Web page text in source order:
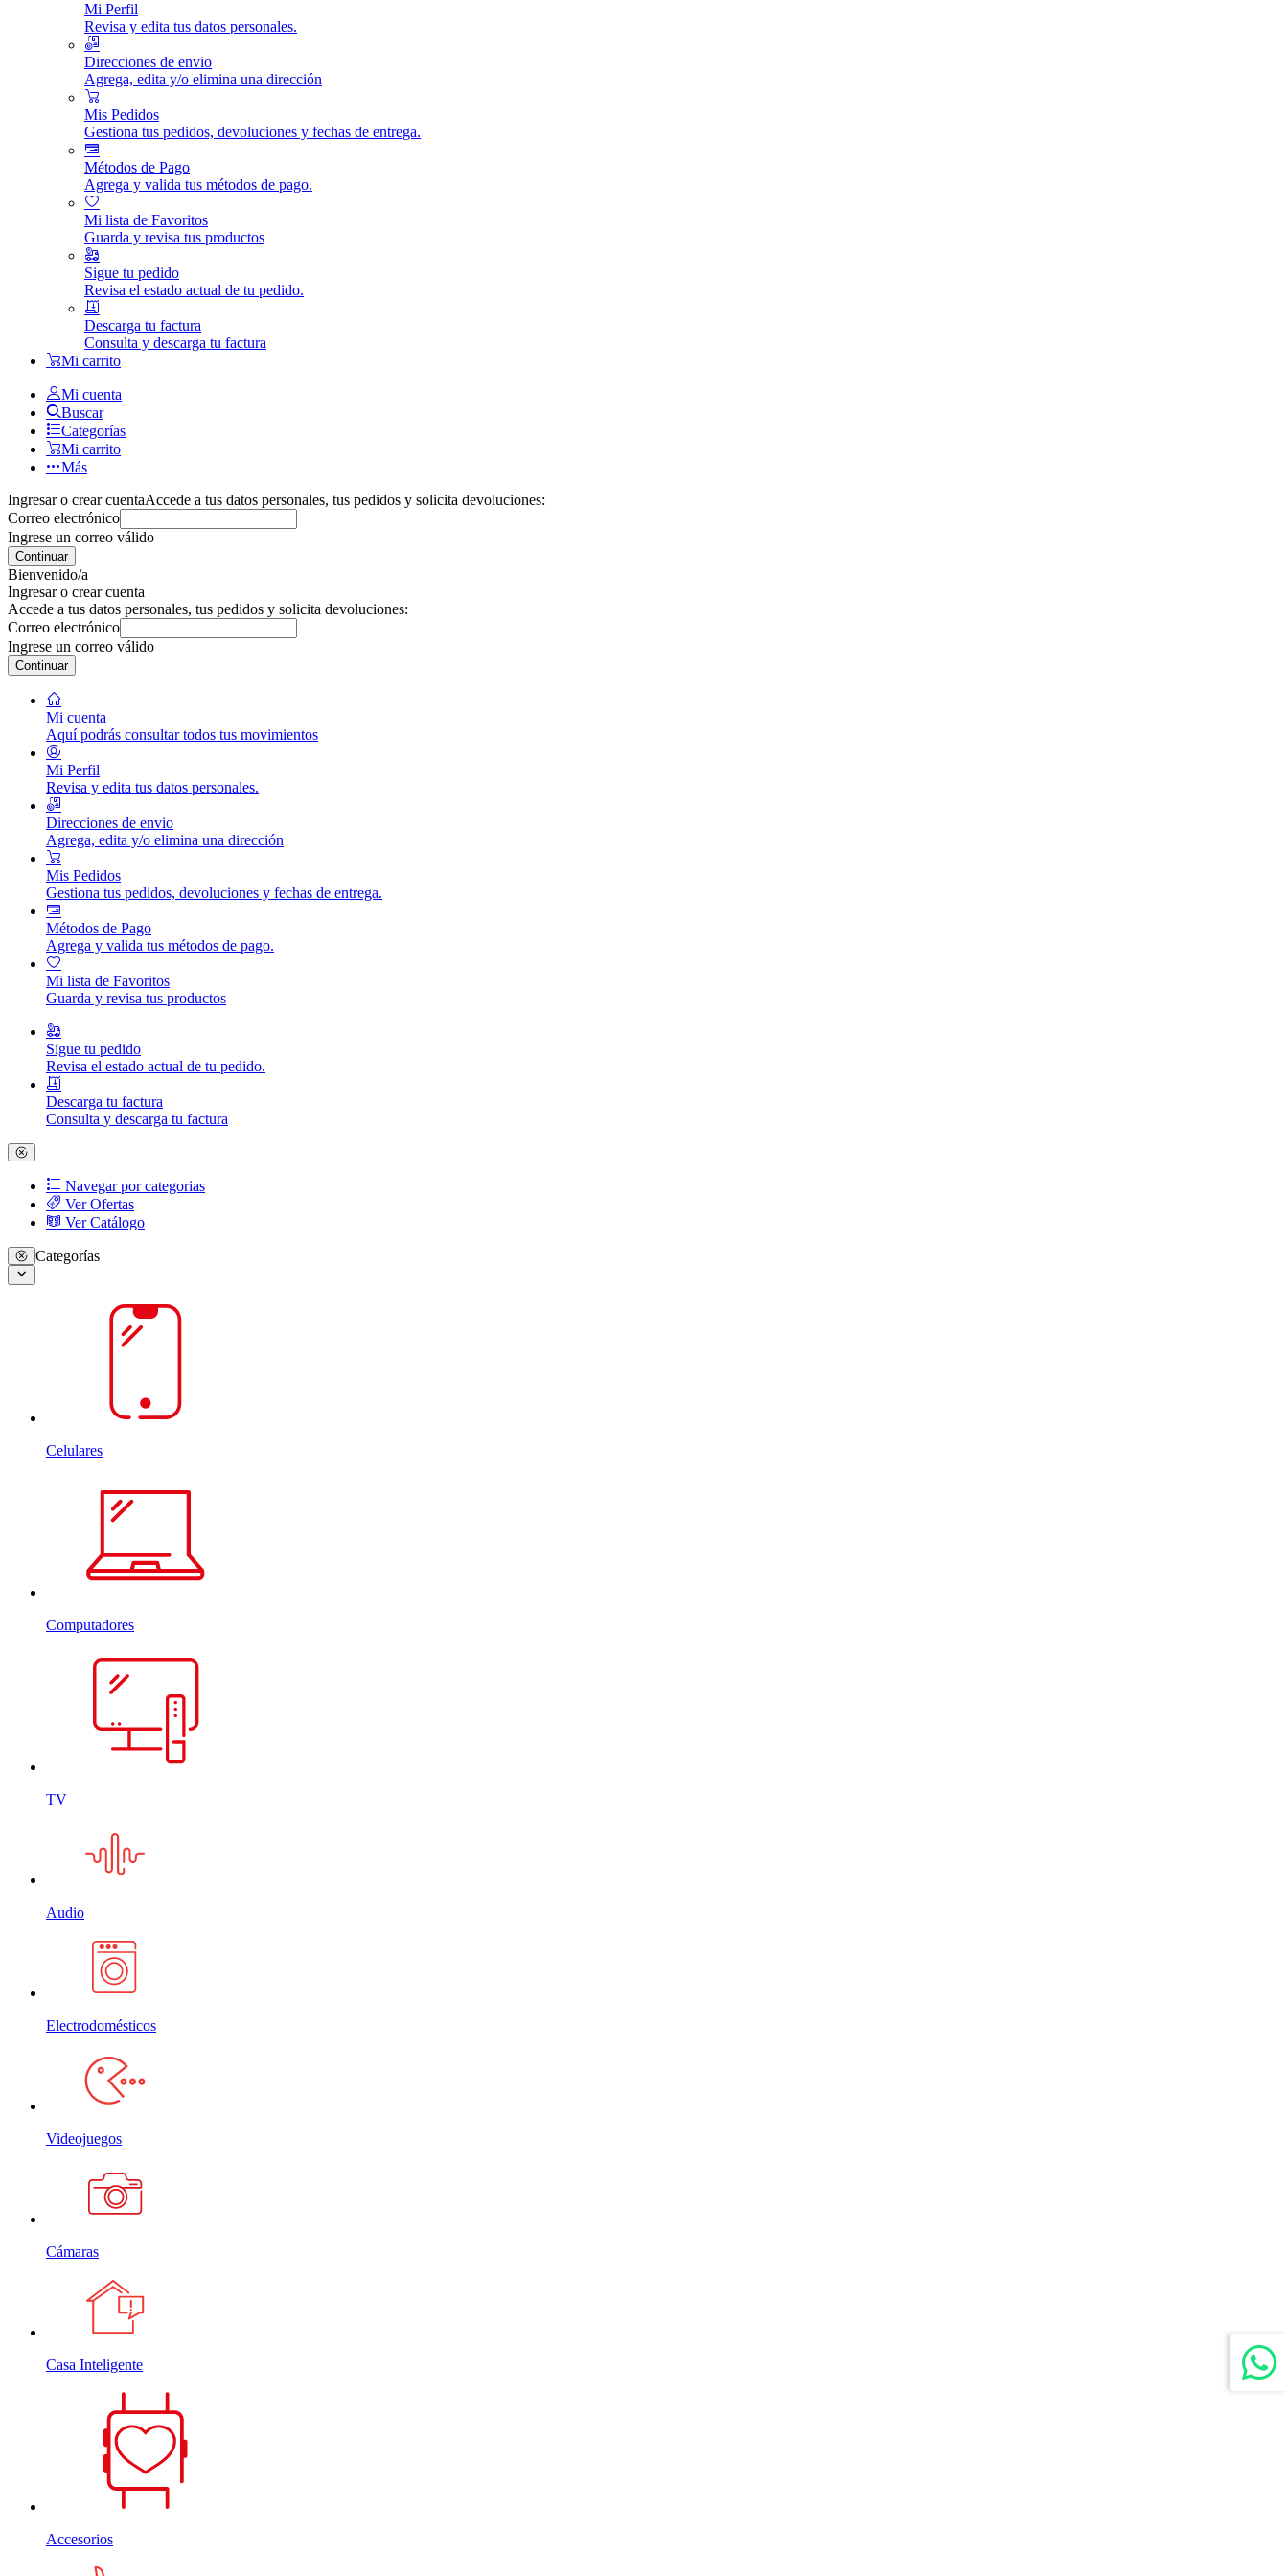
Mi Perfil
Revisa y edita tus datos personales.
Direcciones de envio
Agrega, edita y/o elimina una dirección
Mis Pedidos
Gestiona tus pedidos, devoluciones y fechas de entrega.
Métodos de Pago
Agrega y valida tus métodos de pago.
Mi lista de Favoritos
Guarda y revisa tus productos
Sigue tu pedido
Revisa el estado actual de tu pedido.
Descarga tu factura
Consulta y descarga tu factura
Mi carrito
Mi cuenta
Buscar
Categorías
Mi carrito
Más
Ingresar o crear cuentaAccede a tus datos personales, tus pedidos y solicita devoluciones:
Correo electrónico
Ingrese un correo válido
Continuar
Bienvenido/a
Ingresar o crear cuenta
Accede a tus datos personales, tus pedidos y solicita devoluciones:
Correo electrónico
Ingrese un correo válido
Continuar
Mi cuenta
Aquí podrás consultar todos tus movimientos
Mi Perfil
Revisa y edita tus datos personales.
Direcciones de envio
Agrega, edita y/o elimina una dirección
Mis Pedidos
Gestiona tus pedidos, devoluciones y fechas de entrega.
Métodos de Pago
Agrega y valida tus métodos de pago.
Mi lista de Favoritos
Guarda y revisa tus productos
Sigue tu pedido
Revisa el estado actual de tu pedido.
Descarga tu factura
Consulta y descarga tu factura
Navegar por categorias
Ver Ofertas
Ver Catálogo
Categorías
Celulares
Computadores
TV
Audio
Electrodomésticos
Videojuegos
Cámaras
Casa Inteligente
Accesorios